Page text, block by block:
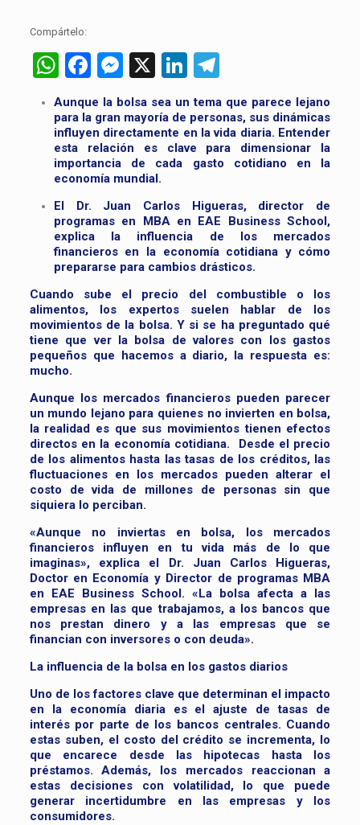
Compártelo:
WhatsApp
Facebook
Messenger
X LinkedIn
Telegram
Aunque la bolsa sea un tema que parece lejano
para la gran mayoría de personas, sus dinámicas
influyen directamente en la vida diaria. Entender
esta relación es clave para dimensionar la
importancia de cada gasto cotidiano en la
economía mundial.
El Dr. Juan Carlos Higueras, director de
programas en MBA en EAE Business School,
explica la influencia de los mercados
financieros en la economía cotidiana y cómo
prepararse para cambios drásticos.
Cuando sube el precio del combustible o los
alimentos, los expertos suelen hablar de los
movimientos de la bolsa. Y si se ha preguntado qué
tiene que ver la bolsa de valores con los gastos
pequeños que hacemos a diario, la respuesta es:
mucho.
Aunque los mercados financieros pueden parecer
un mundo lejano para quienes no invierten en bolsa,
la realidad es que sus movimientos tienen efectos
directos en la economía cotidiana. Desde el precio
de los alimentos hasta las tasas de los créditos, las
fluctuaciones en los mercados pueden alterar el
costo de vida de millones de personas sin que
siquiera lo perciban.
«Aunque no inviertas en bolsa, los mercados
financieros influyen en tu vida más de lo que
imaginas», explica el Dr. Juan Carlos Higueras,
Doctor en Economía y Director de programas MBA
en EAE Business School. «La bolsa afecta a las
empresas en las que trabajamos, a los bancos que
nos prestan dinero y a las empresas que se
financian con inversores o con deuda».
La influencia de la bolsa en los gastos diarios
Uno de los factores clave que determinan el impacto
en la economía diaria es el ajuste de tasas de
interés por parte de los bancos centrales. Cuando
estas suben, el costo del crédito se incrementa, lo
que encarece desde las hipotecas hasta los
préstamos. Además, los mercados reaccionan a
estas decisiones con volatilidad, lo que puede
generar incertidumbre en las empresas y los
consumidores.